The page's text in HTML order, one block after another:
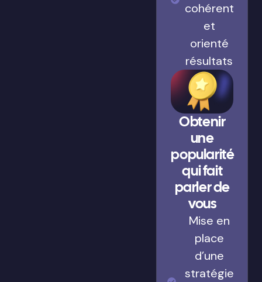
cohérent
et
orienté
résultats
Obtenir
une
popularité
qui fait
parler de
vous
Mise en
place
d’une
stratégie